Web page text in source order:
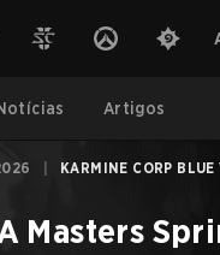
Artigos
KARMINE CORP
Masters